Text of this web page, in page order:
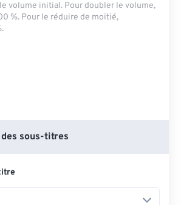
volume initial. Pour doubler le volume,
%. Pour le réduire de moitié,
sous-titres